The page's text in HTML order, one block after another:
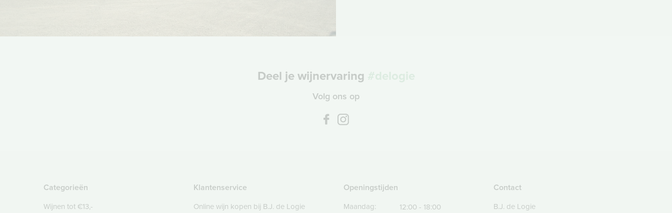
Deel je wijnervaring
Volg ons op
Categorieën
Wijnen tot €13,-
Klantenservice
Online wijn kopen bij B.J. de Logie
Openingstijden
Maandag: 12:00 - 18:00
Contact
B.J. de Logie